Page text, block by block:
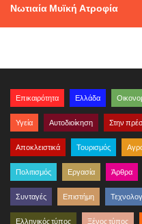
Νωτιαία Μυϊκή Ατροφία
Επικαιρότητα Ελλάδα
Υγεία Αυτοδιοίκηση Στην
Αποκλειστικά Τουρισμός
Πολιτισμός Εργασία Άρθρα
Συνταγές Επιστήμη
Ελληνικός τύπος Ξένος τύπος